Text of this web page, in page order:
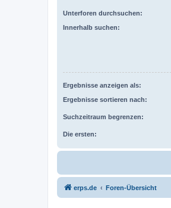
Unterforen durchsuchen:
Innerhalb suchen:
Ergebnisse anzeigen als:
Ergebnisse sortieren nach:
Suchzeitraum begrenzen:
Die ersten:
erps.de Foren-Übersicht